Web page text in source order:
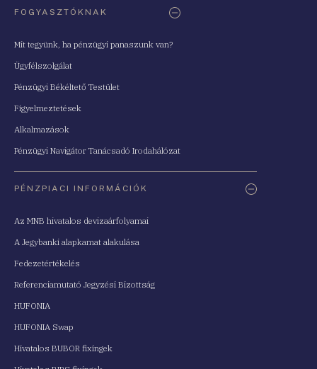
FOGYASZTÓKNAK
Mit tegyünk, ha pénzügyi panaszunk van?
Ügyfélszolgálat
Pénzügyi Békéltető Testület
Figyelmeztetések
Alkalmazások
Pénzügyi Navigátor Tanácsadó Irodahálózat
PÉNZPIACI INFORMÁCIÓK
Az MNB hivatalos devizaárfolyamai
A Jegybanki alapkamat alakulása
Fedezetértékelés
Referenciamutató Jegyzési Bizottság
HUFONIA
HUFONIA Swap
Hivatalos BUBOR fixingek